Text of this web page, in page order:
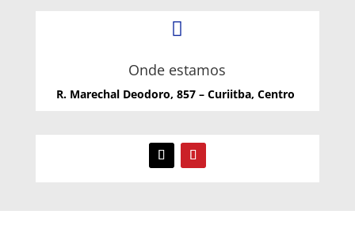

Onde estamos
R. Marechal Deodoro, 857 – Curiitba, Centro